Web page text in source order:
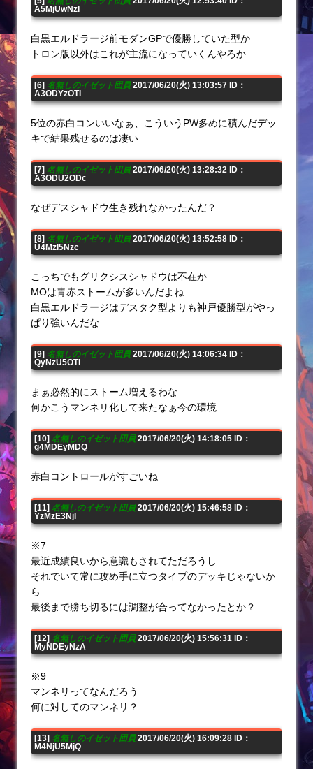
A5MjUwNzI
白黒エルドラージ前モダンGPで優勝していた型か
トロン版以外はこれが主流になっていくんやろか
[6] 名無しのイゼット団員2017/06/20(火) 13:03:57 ID：
A3ODYzOTI
5位の赤白コンいいなぁ、こういうPW多めに積んだデッ
キで結果残せるのは凄い
[7] 名無しのイゼット団員2017/06/20(火) 13:28:32 ID：
A3ODU2ODc
なぜデスシャドウ生き残れなかったんだ？
[8] 名無しのイゼット団員2017/06/20(火) 13:52:58 ID：
U4MzI5Nzc
こっちでもグリクシスシャドウは不在か
MOは青赤ストームが多いんだよね
白黒エルドラージはデスタク型よりも神戸優勝型がやっ
ぱり強いんだな
[9] 名無しのイゼット団員2017/06/20(火) 14:06:34 ID：
QyNzU5OTI
まぁ必然的にストーム増えるわな
何かこうマンネリ化して来たなぁ今の環境
[10] 名無しのイゼット団員2017/06/20(火) 14:18:05 ID：
g4MDEyMDQ
赤白コントロールがすごいね
[11] 名無しのイゼット団員2017/06/20(火) 15:46:58 ID：
YzMzE3NjI
※7
最近成績良いから意識もされてただろうし
それでいて常に攻め手に立つタイプのデッキじゃないか
ら
最後まで勝ち切るには調整が合ってなかったとか？
[12] 名無しのイゼット団員2017/06/20(火) 15:56:31 ID：
MyNDEyNzA
※9
マンネリってなんだろう
何に対してのマンネリ？
[13] 名無しのイゼット団員2017/06/20(火) 16:09:28 ID：
M4NjU5MjQ